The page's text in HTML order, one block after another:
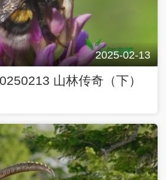
2025-02-13
山林传奇（下）